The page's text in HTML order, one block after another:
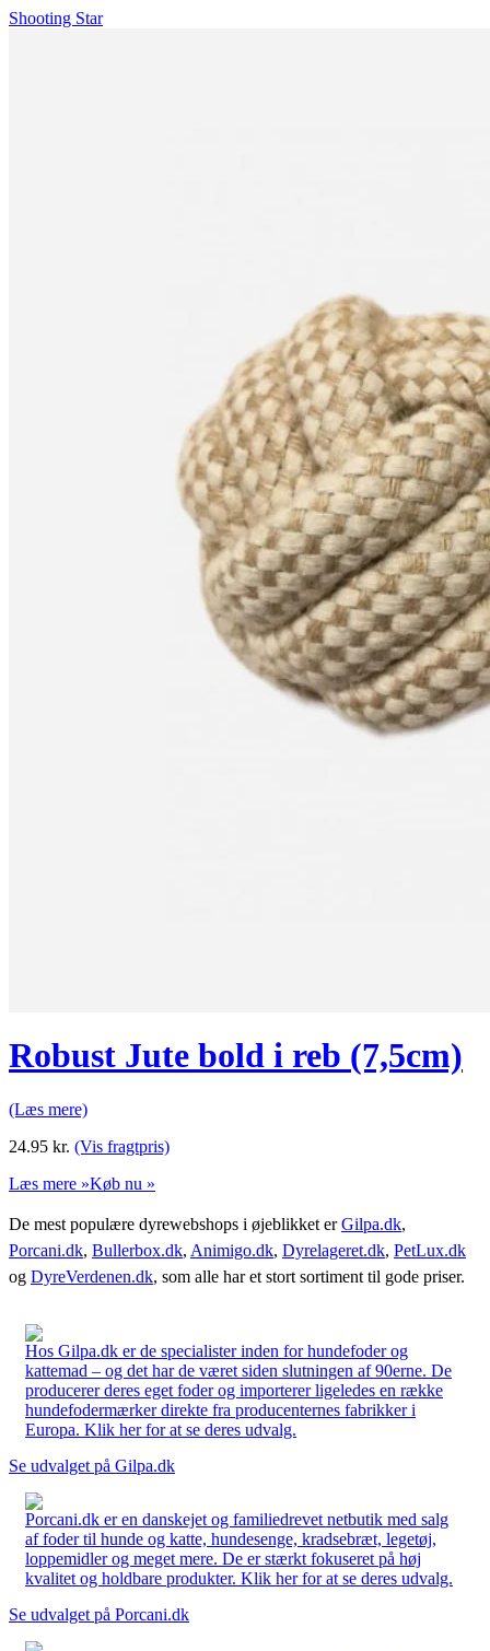
Shooting Star
Robust Jute bold i reb (7,5cm)
(Læs mere)
24.95 kr. (Vis fragtpris)
Læs mere »Køb nu »
De mest populære dyrewebshops i øjeblikket erGilpa.dk,
Porcani.dk, Bullerbox.dk, Animigo.dk, Dyrelageret.dk, PetLux.dk
og DyreVerdenen.dk, som alle har et stort sortiment til gode priser.
Hos Gilpa.dk er de specialister inden for hundefoder og
kattemad – og det har de været siden slutningen af 90erne. De
producerer deres eget foder og importerer ligeledes en række
hundefodermærker direkte fra producenternes fabrikker i
Europa. Klik her for at se deres udvalg.
Se udvalget på Gilpa.dk
Porcani.dk er en danskejet og familiedrevet netbutik med salg
af foder til hunde og katte, hundesenge, kradsebræt, legetøj,
loppemidler og meget mere. De er stærkt fokuseret på høj
kvalitet og holdbare produkter. Klik her for at se deres udvalg.
Se udvalget på Porcani.dk